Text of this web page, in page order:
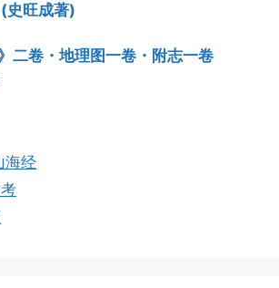
史旺成著)
二卷・地理图一卷・附志一卷
海经